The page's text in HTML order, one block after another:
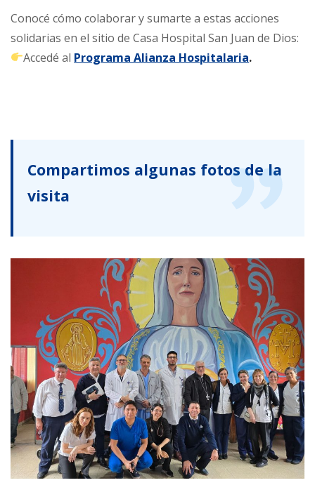
Conocé cómo colaborar y sumarte a estas acciones
solidarias en el sitio de Casa Hospital San Juan de Dios:
Accedé al Programa Alianza Hospitalaria.
Compartimos algunas fotos de la
visita